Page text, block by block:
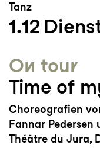
Tanz
1.12
On tour
Time of
Choreografien
Fannar Pedersen
Théâtre du Jura,